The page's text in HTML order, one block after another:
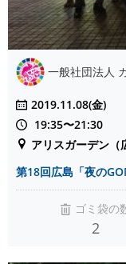
一般社団法人
2019.11.08(金)
19:35〜21:30
アリスガーデン（
第18回広島「夜の
ゴミ袋の
2